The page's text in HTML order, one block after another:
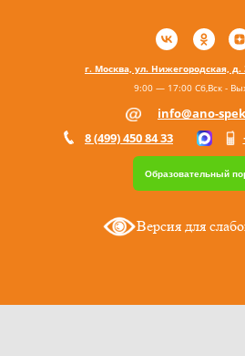
Образовательный
г. Москва, ул. Нижегородская, д.
8 (499) 450 84 33
info@ano-
9:00 — 17:00 Сб,Вск -
Версия для